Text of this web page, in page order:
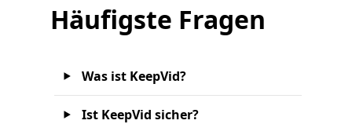
Häufigste Fragen
Was ist KeepVid?
Ist KeepVid sicher?